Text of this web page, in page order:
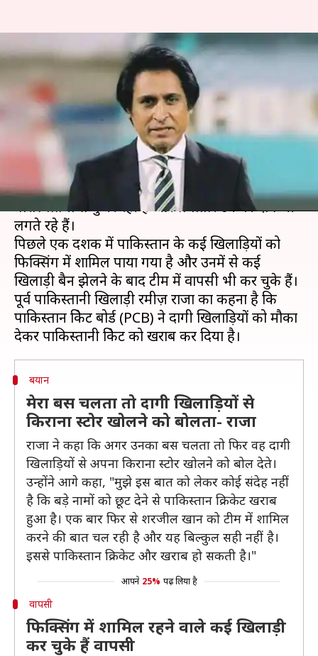
पाकिस्तान में दागी खिलाड़ियों को
दोबारा मौका देने से खराब हुआ है
क्रिकेट- रमीज़ राजा
Neeraj Pandey Apr 14, 2020 02:09 pm
पाकिस्तान क्रिकेट टीम काफी लंबे समय से खराब
परिस्थितियों से गुजर रही है और लगातार उन पर दाग भी
लगते रहे हैं।
पिछले एक दशक में पाकिस्तान के कई खिलाड़ियों को
फिक्सिंग में शामिल पाया गया है और उनमें से कई
खिलाड़ी बैन झेलने के बाद टीम में वापसी भी कर चुके हैं।
पूर्व पाकिस्तानी खिलाड़ी रमीज़ राजा का कहना है कि
पाकिस्तान क्रिकेट बोर्ड (PCB) ने दागी खिलाड़ियों को मौका
बयान
मेरा बस चलता तो दागी खिलाड़ियों से
किराना स्टोर खोलने को बोलता- राजा
राजा ने कहा कि अगर उनका बस चलता तो फिर वह दागी
खिलाड़ियों से अपना किराना स्टोर खोलने को बोल देते।
उन्होंने आगे कहा, "मुझे इस बात को लेकर कोई संदेह नहीं
है कि बड़े नामों को छूट देने से पाकिस्तान क्रिकेट खराब
हुआ है। एक बार फिर से शरजील खान को टीम में शामिल
करने की बात चल रही है और यह बिल्कुल सही नहीं है।
इससे पाकिस्तान क्रिकेट और खराब हो सकती है।"
आपने 25% पढ़ लिया है
वापसी
फिक्सिंग में शामिल रहने वाले कई खिलाड़ी
कर चुके हैं वापसी